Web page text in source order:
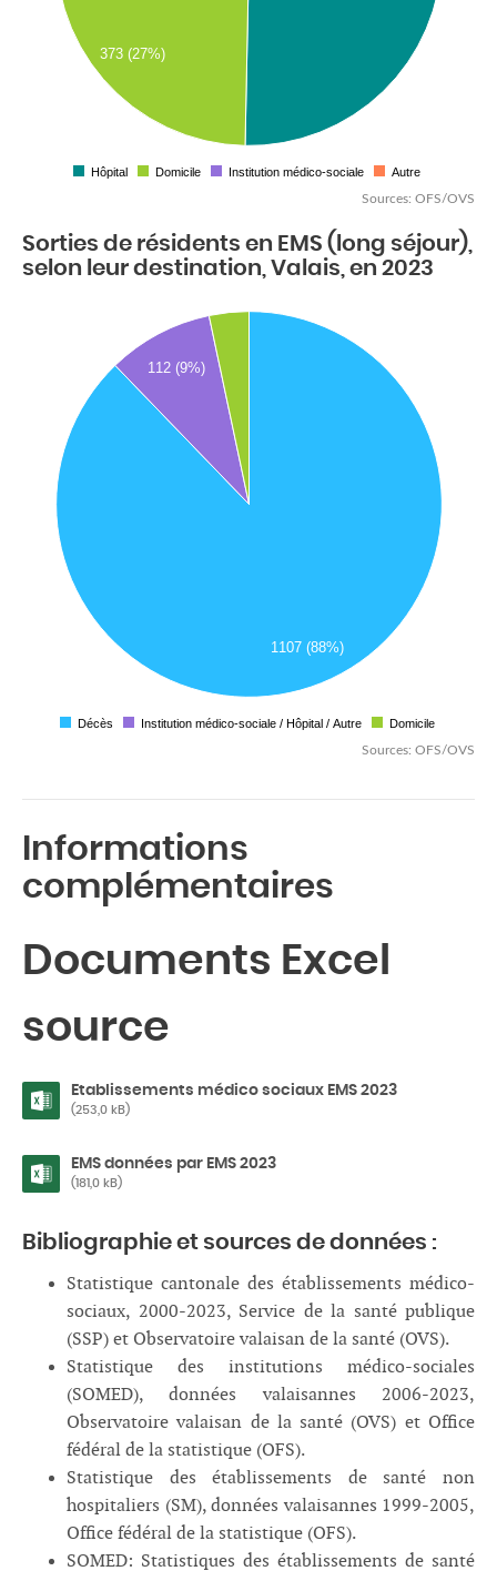
373 (27%)
Hôpital Domicile Institution médico-sociale
Autre
Sources: OFS/OVS
Sorties de résidents en EMS (long séjour),
selon leur destination, Valais, en 2023
1107 (88%)
112 (9%)
Décès Institution médico-sociale / Hôpital / Autre
Domicile
Sources: OFS/OVS
Informations
complémentaires
Documents Excel
source
Etablissements médico sociaux EMS 2023
(253,0 kB)
EMS données par EMS 2023
(181,0 kB)
Bibliographie et sources de données :
Statistique cantonale des établissements médico-
sociaux, 2000-2023, Service de la santé publique
(SSP) et Observatoire valaisan de la santé (OVS).
Statistique des institutions médico-sociales
(SOMED), données valaisannes 2006-2023,
Observatoire valaisan de la santé (OVS) et Office
fédéral de la statistique (OFS).
Statistique des établissements de santé non
hospitaliers (SM), données valaisannes 1999-2005,
Office fédéral de la statistique (OFS).
SOMED: Statistiques des établissements de santé